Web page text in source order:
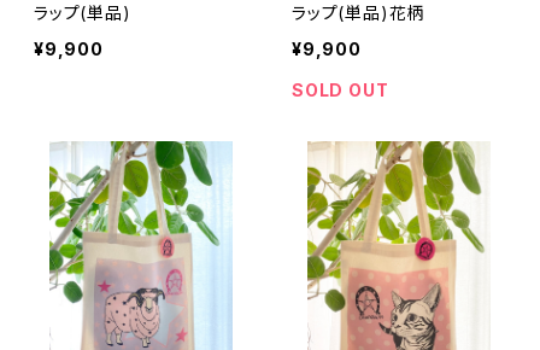
ラップ(単品)
¥9,900
ラップ(単品)花柄
¥9,900
SOLD OUT